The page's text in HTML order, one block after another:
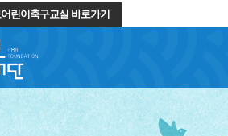
린이축구교실 바로가기